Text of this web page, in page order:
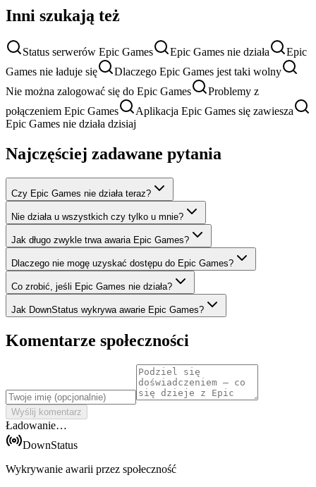
Inni szukają też
Status serwerów Epic Games Epic Games nie działa
Epic
Games nie ładuje się
Dlaczego Epic Games jest taki wolny
Nie można zalogować się do Epic Games
Problemy z
połączeniem Epic Games
Aplikacja Epic Games się zawiesza
Epic Games nie działa dzisiaj
Najczęściej zadawane pytania
Czy Epic Games nie działa teraz?
Nie działa u wszystkich czy tylko u mnie?
Jak długo zwykle trwa awaria Epic Games?
Dlaczego nie mogę uzyskać dostępu do Epic Games?
Co zrobić, jeśli Epic Games nie działa?
Jak DownStatus wykrywa awarie Epic Games?
Komentarze społeczności
Wyślij komentarz
Ładowanie…
DownStatus
Wykrywanie awarii przez społeczność